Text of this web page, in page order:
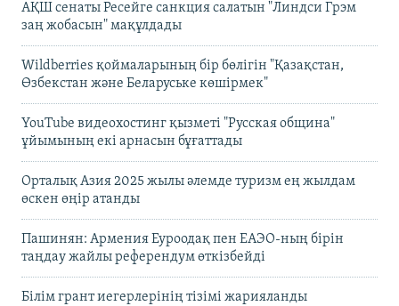
АҚШ сенаты Ресейге санкция салатын "Линдси Грэм
заң жобасын" мақұлдады
Wildberries қоймаларының бір бөлігін "Қазақстан,
Өзбекстан және Беларуське көшірмек"
YouTube видеохостинг қызметі "Русская община"
ұйымының екі арнасын бұғаттады
Орталық Азия 2025 жылы әлемде туризм ең жылдам
өскен өңір атанды
Пашинян: Армения Еуроодақ пен ЕАЭО-ның бірін
таңдау жайлы референдум өткізбейді
Білім грант иегерлерінің тізімі жарияланды